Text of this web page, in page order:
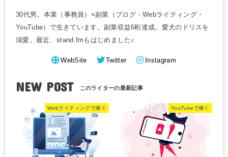
30代男。本業（事務員）×副業（ブログ・Webライティング・
YouTube）で生きています。副業収益6桁達成。愛犬のドリスを
溺愛。最近、stand.fmもはじめました♪
WebSite Twitter Instagram
NEW POST
Webライティングで稼ぐ YouTubeで稼ぐ